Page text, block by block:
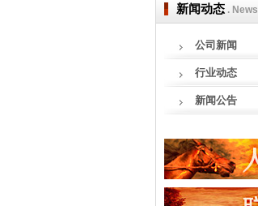
新闻动态 . News
公司新闻
行业动态
新闻公告